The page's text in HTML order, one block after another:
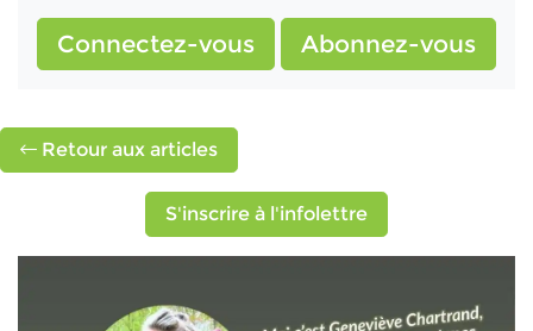
Connectez-vous Abonnez-vous
Retour aux articles
S'inscrire à l'infolettre